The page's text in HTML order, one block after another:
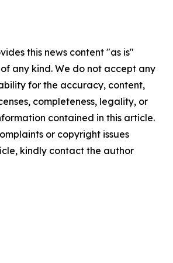
this news content "as is"
any kind. We do not accept any
for the accuracy, content,
completeness, legality, or
contained in this article.
or copyright issues
kindly contact the author